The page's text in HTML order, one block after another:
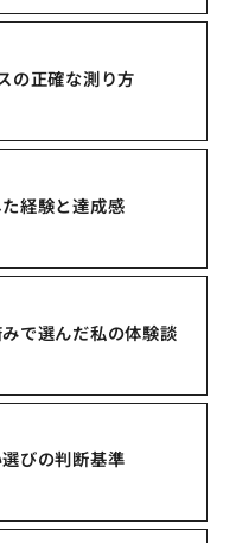
の正確な測り方
経験と達成感
で選んだ私の体験談
びの判断基準